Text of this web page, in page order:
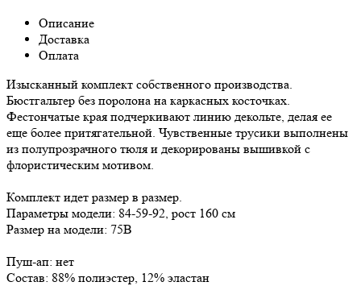
Описание
Доставка
Оплата
Изысканный комплект собственного производства.
Бюстгальтер без поролона на каркасных косточках.
Фестончатые края подчеркивают линию декольте, делая ее
еще более притягательной. Чувственные трусики выполнены
из полупрозрачного тюля и декорированы вышивкой с
флористическим мотивом.
Комплект идет размер в размер.
Параметры модели: 84-59-92, рост 160 см
Размер на модели: 75В
Пуш-ап: нет
Состав: 88% полиэстер, 12% эластан